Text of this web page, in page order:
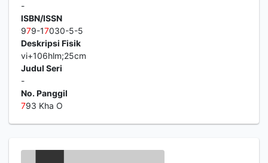
-
ISBN/ISSN
979-17030-5-5
Deskripsi Fisik
vi+106hlm;25cm
Judul Seri
-
No. Panggil
793 Kha O